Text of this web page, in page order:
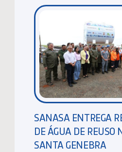
SANASA ENTREGA
DE ÁGUA DE REUSO
SANTA GENEBRA